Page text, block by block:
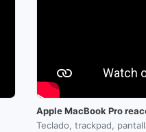
Apple MacBook Pro
Teclado, trackpad,